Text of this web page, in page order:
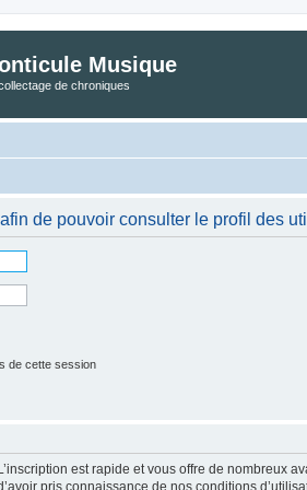
Musique
de chroniques
de pouvoir consulter le profil des
de cette session
est rapide et vous offre de
pris connaissance de nos conditions